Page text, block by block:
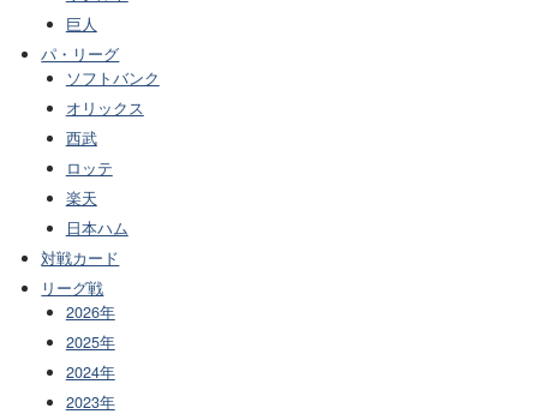
巨人
パ・リーグ
ソフトバンク
オリックス
西武
ロッテ
楽天
日本ハム
対戦カード
リーグ戦
2026年
2025年
2024年
2023年